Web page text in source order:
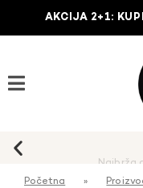
AKCIJA 2+1:
Početna »